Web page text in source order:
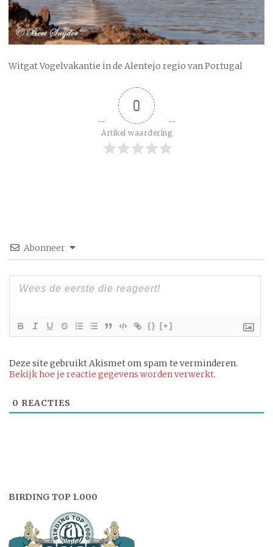
Witgat Vogelvakantie in de Alentejo regio van Portugal
0
Artikel waardering
Abonneer
{} [+]
Deze site gebruikt Akismet om spam te verminderen.
Bekijk hoe je reactie gegevens worden verwerkt.
0 REACTIES
BIRDING TOP 1.000